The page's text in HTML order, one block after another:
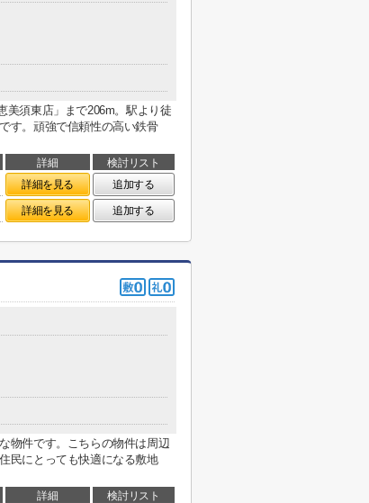
美須東店」まで206m。駅より徒
す。頑強で信頼性の高い鉄骨
詳細
検討リスト
詳細を見る
追加する
詳細を見る 追加する
物件です。こちらの物件は周辺
民にとっても快適になる敷地
詳細
検討リスト